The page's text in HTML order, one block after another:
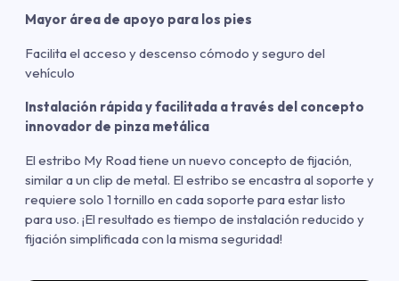
Mayor área de apoyo para los pies
Facilita el acceso y descenso cómodo y seguro del
vehículo
Instalación rápida y facilitada a través del concepto
innovador de pinza metálica
El estribo My Road tiene un nuevo concepto de fijación,
similar a un clip de metal. El estribo se encastra al soporte y
requiere solo 1 tornillo en cada soporte para estar listo
para uso. ¡El resultado es tiempo de instalación reducido y
fijación simplificada con la misma seguridad!